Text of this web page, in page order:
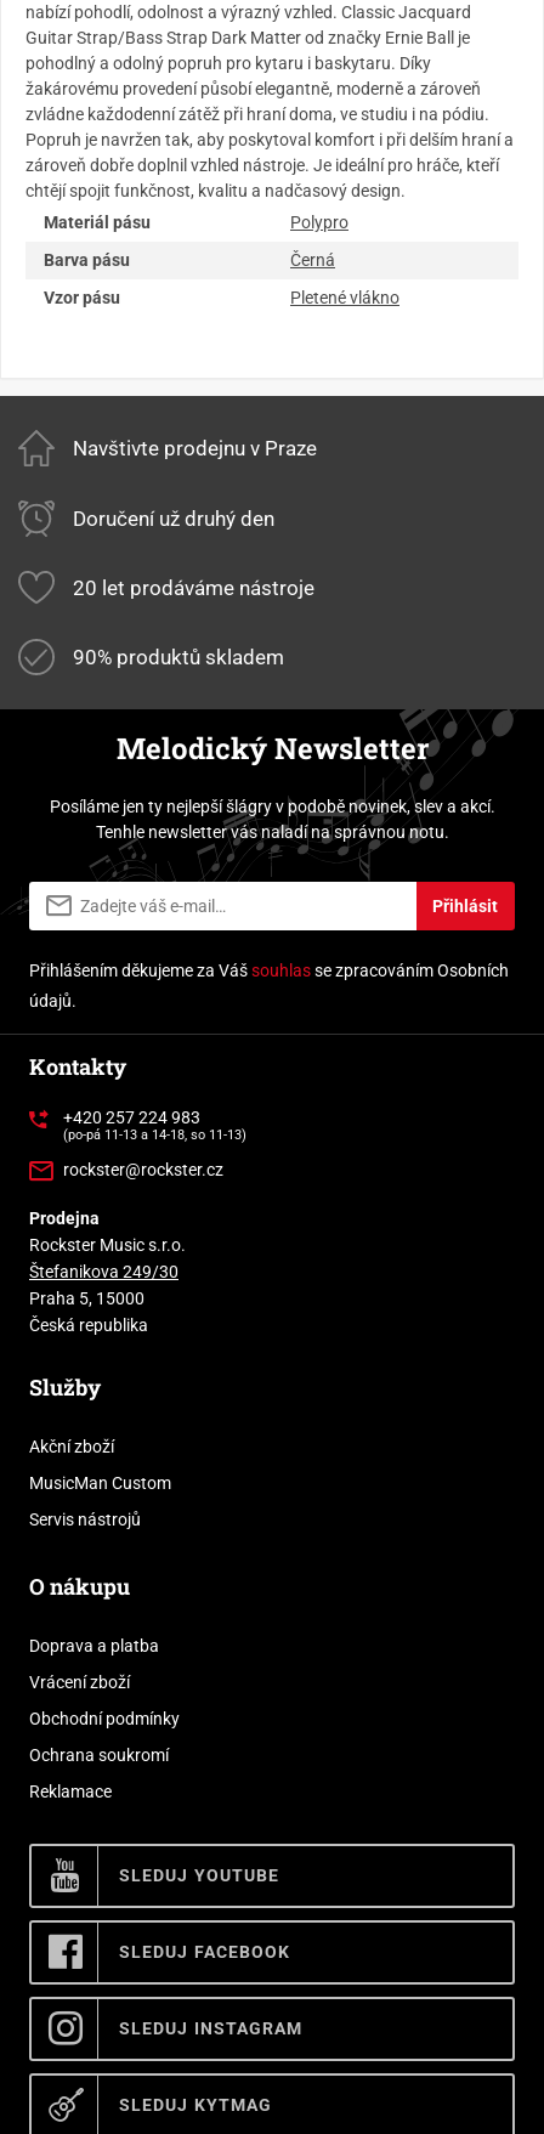
nabízí pohodlí, odolnost a výrazný vzhled. Classic Jacquard
Guitar Strap/Bass Strap Dark Matter od značky Ernie Ball je
pohodlný a odolný popruh pro kytaru i baskytaru. Díky
žakárovému provedení působí elegantně, moderně a zároveň
zvládne každodenní zátěž při hraní doma, ve studiu i na pódiu.
Popruh je navržen tak, aby poskytoval komfort i při delším hraní a
zároveň dobře doplnil vzhled nástroje. Je ideální pro hráče, kteří
chtějí spojit funkčnost, kvalitu a nadčasový design.
Materiál pásu
Polypro
Barva pásu
Černá
Vzor pásu
Pletené vlákno
Navštivte prodejnu v Praze
Doručení už druhý den
20 let prodáváme nástroje
90% produktů skladem
Melodický Newsletter
Posíláme jen ty nejlepší šlágry v podobě novinek, slev a akcí.
Tenhle newsletter vás naladí na správnou notu.
Přihlásit
Přihlášením děkujeme za Vášsouhlasse zpracováním Osobních
údajů.
Kontakty
+420 257 224 983
(po-pá 11-13 a 14-18, so 11-13)
rockster@rockster.cz
Prodejna
Rockster Music s.r.o.
Štefanikova 249/30
Praha 5, 15000
Česká republika
Služby
Akční zboží
MusicMan Custom
Servis nástrojů
O nákupu
Doprava a platba
Vrácení zboží
Obchodní podmínky
Ochrana soukromí
Reklamace
SLEDUJ YOUTUBE
SLEDUJ FACEBOOK
SLEDUJ INSTAGRAM
SLEDUJ KYTMAG